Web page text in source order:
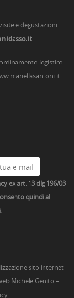
e degustazioni
logistico
ex art. 13 dlg 196/03
quindi al
sito internet
Michele Genito –